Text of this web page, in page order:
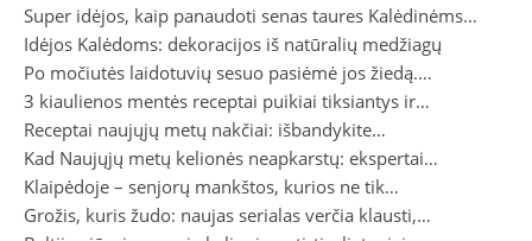
Super idėjos, kaip panaudoti senas taures Kalėdinėms…
Idėjos Kalėdoms: dekoracijos iš natūralių medžiagų
Po močiutės laidotuvių sesuo pasiėmė jos žiedą.…
3 kiaulienos mentės receptai puikiai tiksiantys ir…
Receptai naujųjų metų nakčiai: išbandykite…
Kad Naujųjų metų kelionės neapkarstų: ekspertai…
Klaipėdoje – senjorų mankštos, kurios ne tik…
Grožis, kuris žudo: naujas serialas verčia klausti,…